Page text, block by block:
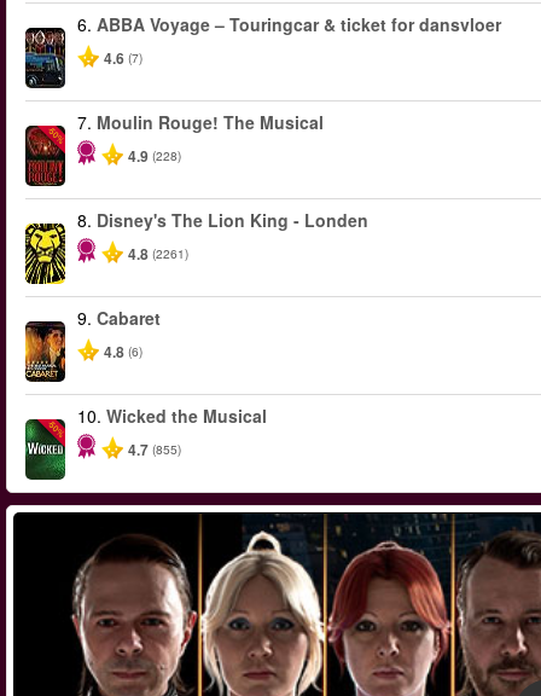
6. ABBA Voyage – Touringcar & ticket for dansvloer
4.6 (7)
-50%
7. Moulin Rouge! The Musical
4.9 (228)
8. Disney's The Lion King - Londen
4.8 (2261)
9. Cabaret
4.8 (6)
-50%
10. Wicked the Musical
4.7 (855)